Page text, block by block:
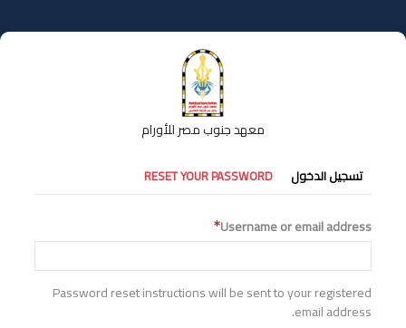
إلى
المحتوى
معهد جنوب مصر للأورام
التبويبات
الأساسية
تسجيل الدخول RESET YOUR PASSWORD
Username or email address
Password reset instructions will be sent to your registered
email address.